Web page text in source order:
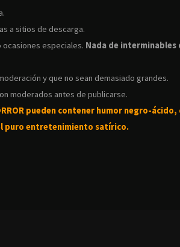
a sitios de descarga.
ocasiones especiales. Nada de
y que no sean demasiado grandes.
moderados antes de publicarse.
pueden contener humor negro-ácido,
puro entretenimiento satírico.